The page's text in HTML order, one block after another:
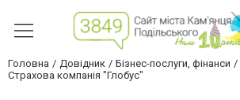
Головна Довідник Бізнес-послуги, фінанси
Страхова компанія "Глобус"